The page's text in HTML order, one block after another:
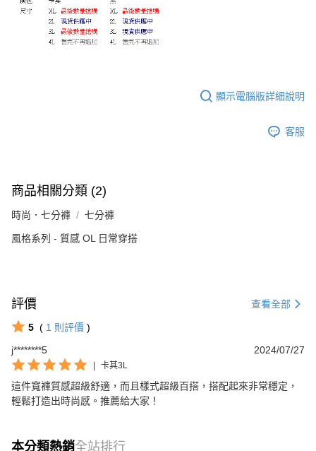
顯示電腦版詳細說明
客服
商品相關分類 (2)
時尚．七分褲 七分褲
風格系列 - 質感 OL 日常穿搭
評價 查看全部
5 ( 1 則評價 )
j********5
2024/07/27
卡其3L
這件寬褲質感超級舒適，而且樣式超級百搭，搭配起來非常穩定，
輕鬆打造出時尚感。推薦給大家！
本分類熱銷全站排行